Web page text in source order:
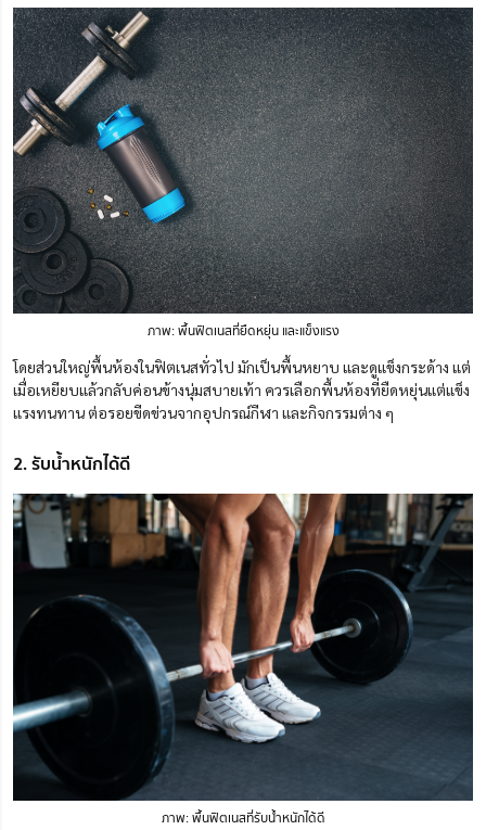
ภาพ: พื้นฟิตเนสที่ยืดหยุ่น และแข็งแรง
โดยส่วนใหญ่พื้นห้องในฟิตเนสทั่วไป มักเป็นพื้นหยาบ และดูแข็งกระด้าง แต่
เมื่อเหยียบแล้วกลับค่อนข้างนุ่มสบายเท้า ควรเลือกพื้นห้องที่ยืดหยุ่นแต่แข็ง
แรงทนทาน ต่อรอยขีดข่วนจากอุปกรณ์กีฬา และกิจกรรมต่าง ๆ
2. รับน้ำหนักได้ดี
ภาพ: พื้นฟิตเนสที่รับน้ำหนักได้ดี